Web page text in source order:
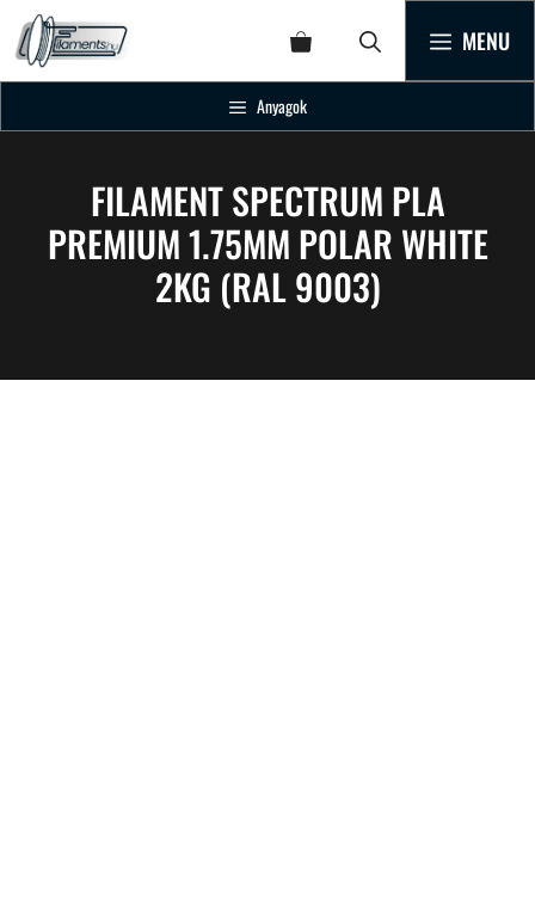
MENU
Anyagok
FILAMENT SPECTRUM PLA
PREMIUM 1.75MM POLAR WHITE
2KG (RAL 9003)